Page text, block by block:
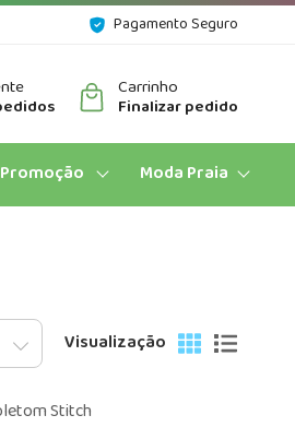
Pagamento Seguro
Carrinho
Finalizar pedido
Promoção Moda Praia
Visualização